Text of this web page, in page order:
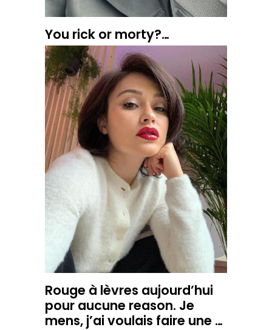
You rick or morty?…
Rouge à lèvres aujourd’hui
pour aucune reason. Je
mens, j’ai voulais faire une …